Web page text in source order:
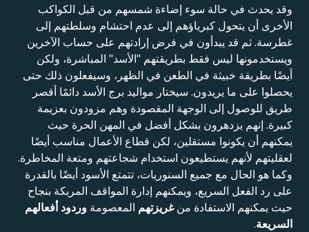
وقد يحدث في حالة سوء إضاءة شمسهم من قبل الكواكب
الأخرى أن يتحول كبرياؤهم إلى عدم احتشام وسلطتهم إلى
غطرسة. ثم قد يبدأون في فرض إرادتهم على حساب الآخرين
ويستخدمونها ليس فقط بطريقتهم "الأسد" المباشرة، ولكن
أيضًا بطريقة خبيثة في الطعن في الظهر، وسيفعلون ذلك حتى
يحصلوا على ما يريدون. سيختار مواليد برج الأسد دائمًا أقصر
طريق للوصول إلى الوجهة المقصودة وهم مزودون بعزيمة
كبيرة. إنهم يزدهرون بشكل أفضل في المهن الحرة حيث
يمكنهم أن يكونوا مستقلين، لكن قطاع الأعمال مناسب أيضًا
لعقليتهم لأنهم يستطيعون استخدام شجاعتهم ومتعة المخاطرة.
وكما هو الحال مع جميع السنوريات، تتمتع الأسود أيضًا بالقدرة
على رد الفعل السريع، ويمكنهم إدارة المواقف المربكة بنجاح
حيث يمكنهم الاستفادة منغريزتهم المعصومة وردود أفعالهم
السريعة.